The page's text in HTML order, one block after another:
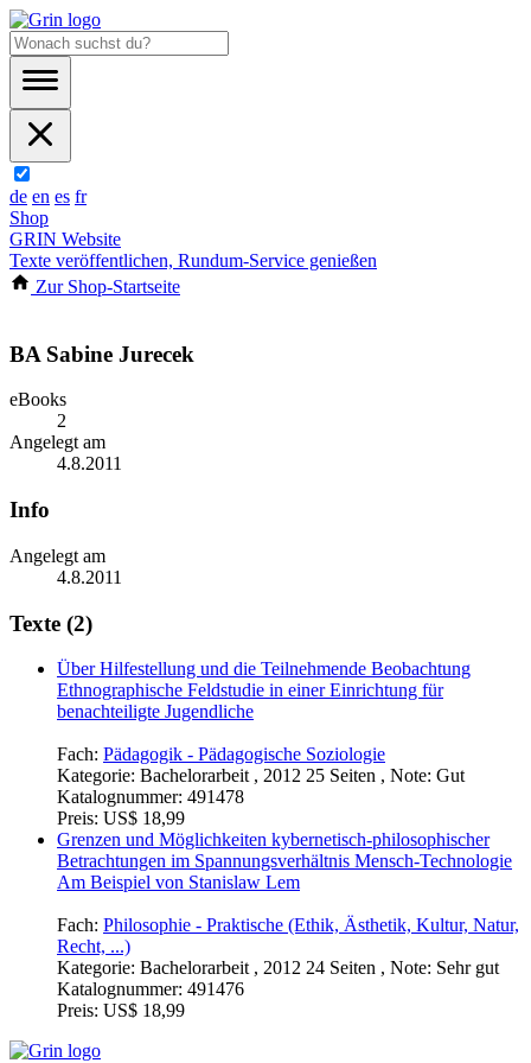
de en es fr
Shop
GRIN Website
Texte veröffentlichen, Rundum-Service genießen
Zur Shop-Startseite
BA Sabine Jurecek
eBooks
2
Angelegt am
4.8.2011
Info
Angelegt am
4.8.2011
Texte (2)
Über Hilfestellung und die Teilnehmende Beobachtung
Ethnographische Feldstudie in einer Einrichtung für
benachteiligte Jugendliche
Fach: Pädagogik - Pädagogische Soziologie
Kategorie: Bachelorarbeit , 2012 25 Seiten , Note: Gut
Katalognummer: 491478
Preis: US$ 18,99
Grenzen und Möglichkeiten kybernetisch-philosophischer
Betrachtungen im Spannungsverhältnis Mensch-Technologie
Am Beispiel von Stanislaw Lem
Fach: Philosophie - Praktische (Ethik, Ästhetik, Kultur, Natur,
Recht, ...)
Kategorie: Bachelorarbeit , 2012 24 Seiten , Note: Sehr gut
Katalognummer: 491476
Preis: US$ 18,99